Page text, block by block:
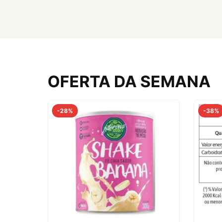
OFERTA DA SEMANA
-28% -38%